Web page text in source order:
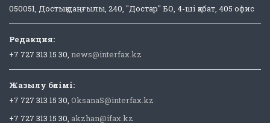
050051, Достық даңғылы, 240, "Достар" БО, 4-ші қабат, 405 офис
Редакция:
+7 727 313 15 30, news@interfax.kz
Жазылу бөлімі:
+7 727 313 15 30, OksanaS@interfax.kz
+7 727 313 15 30, akzhan@ifax.kz